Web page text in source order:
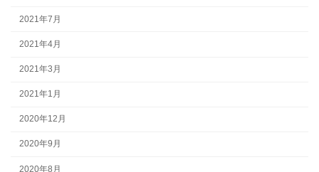
2021年7月
2021年4月
2021年3月
2021年1月
2020年12月
2020年9月
2020年8月